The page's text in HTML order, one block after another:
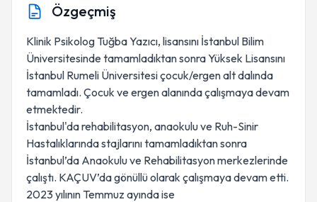
Özgeçmiş
Klinik Psikolog Tuğba Yazıcı, lisansını İstanbul Bilim
Üniversitesinde tamamladıktan sonra Yüksek Lisansını
İstanbul Rumeli Üniversitesi çocuk/ergen alt dalında
tamamladı. Çocuk ve ergen alanında çalışmaya devam
etmektedir.
İstanbul'da rehabilitasyon, anaokulu ve Ruh-Sinir
Hastalıklarında stajlarını tamamladıktan sonra
İstanbul’da Anaokulu ve Rehabilitasyon merkezlerinde
çalıştı. KAÇUV’da gönüllü olarak çalışmaya devam etti.
2023 yılının Temmuz ayında ise